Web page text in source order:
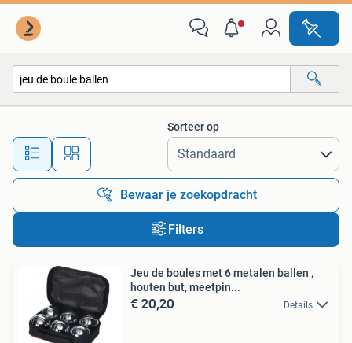
Alle afstanden…
Sorteer op
Bewaar je zoekopdracht
Filters
Jeu de boules met 6 metalen ballen ,
houten but, meetpin...
€ 20,20 Details